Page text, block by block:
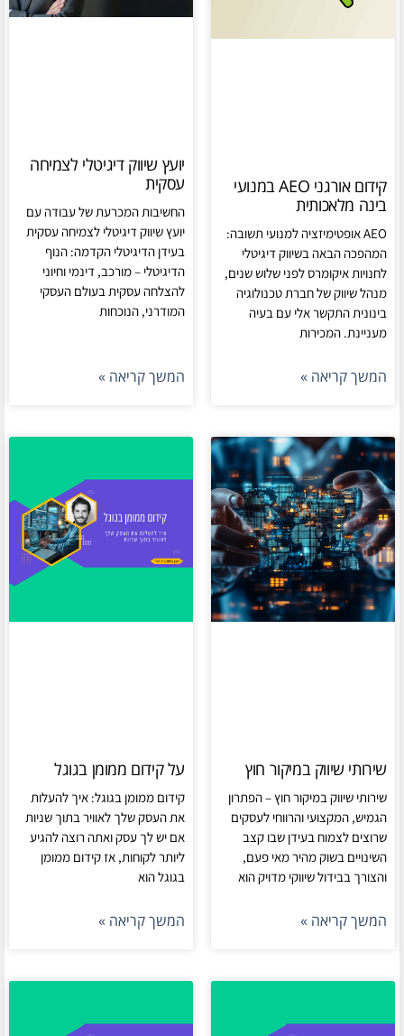
קידום אורגני AEO במנועי
בינה מלאכותית
AEO אופטימיזציה למנועי תשובה:
המהפכה הבאה בשיווק דיגיטלי
לחנויות איקומרס לפני שלוש שנים,
מנהל שיווק של חברת טכנולוגיה
בינונית התקשר אלי עם בעיה
מעניינת. המכירות
המשך קריאה »
יועץ שיווק דיגיטלי לצמיחה
עסקית
החשיבות המכרעת של עבודה עם
יועץ שיווק דיגיטלי לצמיחה עסקית
בעידן הדיגיטלי הקדמה: הנוף
הדיגיטלי – מורכב, דינמי וחיוני
להצלחה עסקית בעולם העסקי
המודרני, הנוכחות
המשך קריאה »
שירותי שיווק במיקור חוץ
שירותי שיווק במיקור חוץ – הפתרון
הגמיש, המקצועי והרווחי לעסקים
שרוצים לצמוח בעידן שבו קצב
השינויים בשוק מהיר מאי פעם,
והצורך בבידול שיווקי מדויק הוא
המשך קריאה »
על קידום ממומן בגוגל
קידום ממומן בגוגל: איך להעלות
את העסק שלך לאוויר בתוך שניות
אם יש לך עסק ואתה רוצה להגיע
ליותר לקוחות, אז קידום ממומן
בגוגל הוא
המשך קריאה »